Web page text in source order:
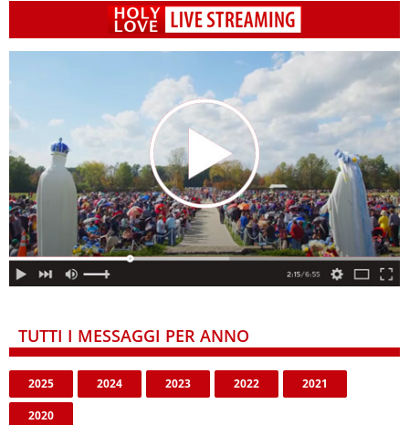
TUTTI I MESSAGGI PER ANNO
2025 2024 2023 2022 2021
2020